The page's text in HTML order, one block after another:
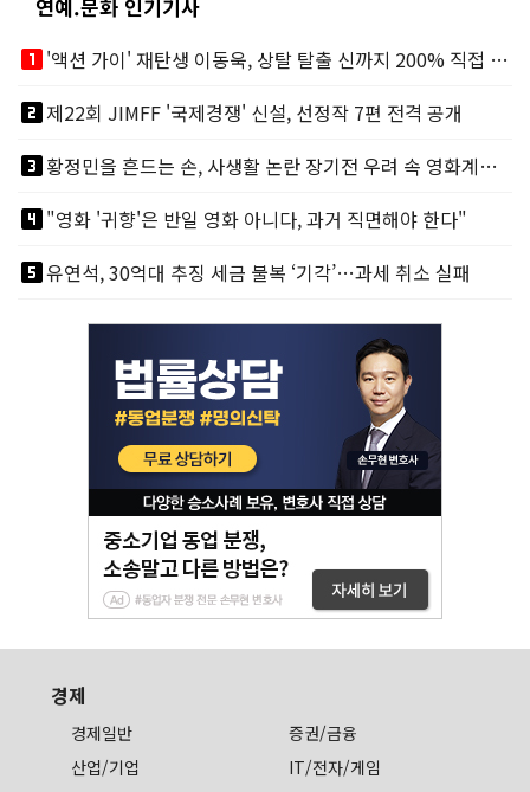
연예.문화 인기기사
looks_one
'액션 가이' 재탄생 이동욱, 상탈 탈출 신까지 200% 직접 소화
looks_two제22회 JIMFF '국제경쟁' 신설, 선정작 7편 전격 공개
looks_3
황정민을 흔드는 손, 사생활 논란 장기전 우려 속 영화계도 리스크
looks_4"영화 '귀향'은 반일 영화 아니다, 과거 직면해야 한다"
looks_5유연석, 30억대 추징 세금 불복 ‘기각’…과세 취소 실패
경제
경제일반
증권/금융
산업/기업
IT/전자/게임